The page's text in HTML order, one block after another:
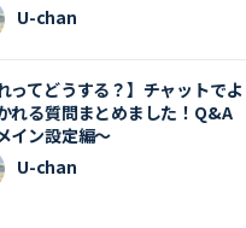
U-chan
ってどうする？】チャットでよ
れる質問まとめました！Q&A
イン設定編〜
U-chan